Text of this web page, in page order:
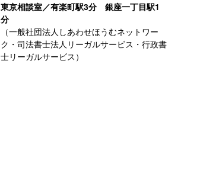
東京相談室／有楽町駅3分 銀座一丁目駅1
分
（一般社団法人しあわせほうむネットワー
ク・司法書士法人リーガルサービス・行政書
士リーガルサービス）